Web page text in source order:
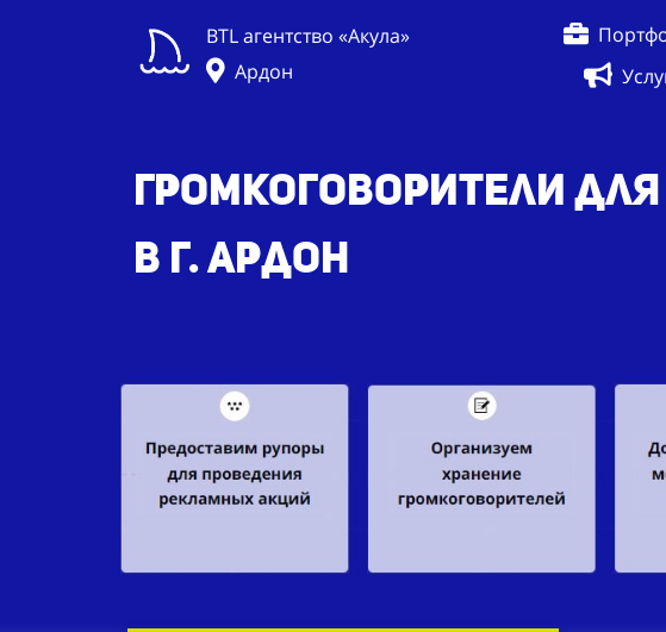
BTL агентство «Акула»
Ардон
Громкоговорители
в г. Ардон